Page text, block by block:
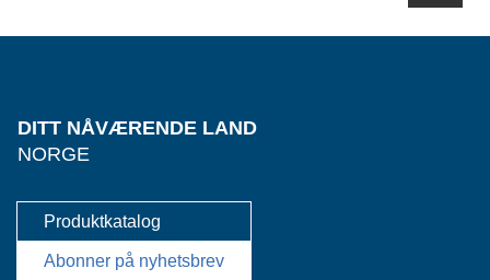
DITT NÅVÆRENDE LAND
NORGE
Produktkatalog
Abonner på nyhetsbrev